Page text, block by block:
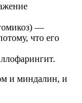
—
что его
и миндалин, и